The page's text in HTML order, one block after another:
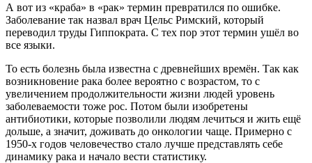
А вот из «краба»‎ в «рак»‎ термин превратился по ошибке.
Заболевание так назвал врач Цельс Римский, который
переводил труды Гиппократа. С тех пор этот термин ушёл во
все языки.
То есть болезнь была известна с древнейших времён. Так как
возникновение рака более вероятно с возрастом, то с
увеличением продолжительности жизни людей уровень
заболеваемости тоже рос. Потом были изобретены
антибиотики, которые позволили людям лечиться и жить ещё
дольше, а значит, доживать до онкологии чаще. Примерно с
1950‑х годов человечество стало лучше представлять себе
динамику рака и начало вести статистику.